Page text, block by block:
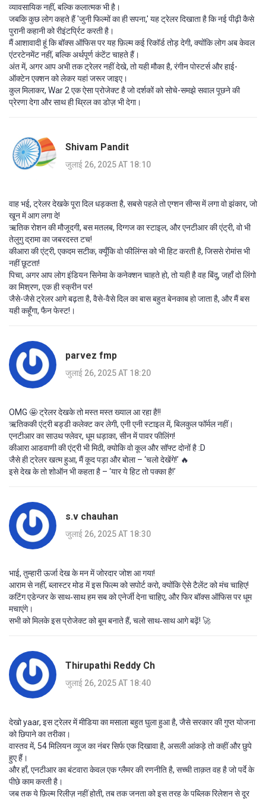
व्यावसायिक नहीं, बल्कि कलात्मक भी है।
जबकि कुछ लोग कहते हैं 'जुनी फिल्मों का ही सपना,' यह ट्रेलर दिखाता है कि नई पीढ़ी कैसे
पुरानी कहानी को रीइंटर्प्रिट करती है।
मैं आशावादी हूं कि बॉक्स ऑफिस पर यह फ़िल्म कई रिकॉर्ड तोड़ देगी, क्योंकि लोग अब केवल
एंटरटेनमेंट नहीं, बल्कि अर्थपूर्ण कंटेंट चाहते हैं।
अंत में, अगर आप अभी तक ट्रेलर नहीं देखे, तो यही मौका है, रंगीन पोस्टर्स और हाई-
ऑक्टेन एक्शन को लेकर यहां जरूर जाइए।
कुल मिलाकर, War 2 एक ऐसा प्रोजेक्ट है जो दर्शकों को सोचे-समझे सवाल पूछने की
प्रेरणा देगा और साथ ही थ्रिल का डोज़ भी देगा।
Shivam Pandit
जुलाई 26, 2025 AT 18:10
वाह भई, ट्रेलर देखके पूरा दिल धड़कता है, सबसे पहले तो एग्शन सीन्स में लगा वो झंकार, जो
खून में आग लगा दे!
ऋतिक रोशन की मौजूदगी, बस मतलब, दिग्गज का स्टाइल, और एनटीआर की एंट्री, वो भी
तेलुगु द्रामा का जबरदस्त टच!
कीआरा की एंट्री, एकदम सटीक, क्यूँकि वो फीलिंग्स को भी हिट करती है, जिससे रोमांस भी
नहीं छूटता!
पिचा, अगर आप लोग इंडियन सिनेमा के कनेक्शन चाहते हो, तो यही है वह बिंदु, जहाँ दो लिंगो
का मिश्रण, एक ही स्क्रीन पर!
जैसे-जैसे ट्रेलर आगे बढ़ता है, वैसे-वैसे दिल का बास बहुत बेनकाब हो जाता है, और मैं बस
यही कहूँगा, फैन फेस्ट!।
parvez fmp
जुलाई 26, 2025 AT 18:20
OMG 🤩 ट्रेलर देखके तो मस्त मस्त ख्याल आ रहा है!!
ऋतिककी एंट्री बड्डी कलेक्ट कर लेगी, एनी एनी स्टाइल में, बिलकुल फॉर्मल नहीं।
एनटीआर का साउथ फ्लेवर, धूम धड़ाका, सीन में पावर फीलिंग!
कीआरा आडवाणी की एंट्री भी मिठी, क्योकि वो कूल और सॉफ्ट दोनों है :D
जैसे ही ट्रेलर खत्म हुआ, मैं कूद पड़ा और बोला – ‘चलो देखेंगे!’ 🔥
इसे देख के तो शोऑन भी कहता है – ‘यार ये हिट तो पक्का है!’
s.v chauhan
जुलाई 26, 2025 AT 18:30
भाई, तुम्हारी ऊर्जा देख के मन में जोरदार जोश आ गया!
आराम से नहीं, ब्लास्टर मोड में इस फिल्म को सपोर्ट करो, क्योंकि ऐसे टैलेंट को मंच चाहिए!
कटिंग एडेन्जर के साथ‑साथ हम सब को एनेर्जी देना चाहिए, और फिर बॉक्स ऑफिस पर धूम
मचाएंगे।
सभी को मिलके इस प्रोजेक्ट को बूम बनाते हैं, चलो साथ‑साथ आगे बढ़ें! 🚀
Thirupathi Reddy Ch
जुलाई 26, 2025 AT 18:40
देखो yaar, इस ट्रेलर में मीडिया का मसाला बहुत घुला हुआ है, जैसे सरकार की गुप्त योजना
को छिपाने का तरीका।
वास्तव में, 54 मिलियन व्यूज का नंबर सिर्फ एक दिखावा है, असली आंकड़े तो कहीं और छुपे
हुए हैं।
और हाँ, एनटीआर का बंटवारा केवल एक ग्लैमर की रणनीति है, सच्ची ताक़त वह है जो पर्दे के
पीछे काम करती है।
जब तक ये फ़िल्म रिलीज़ नहीं होती, तब तक जनता को इस तरह के पब्लिक रिलेशन से दूर